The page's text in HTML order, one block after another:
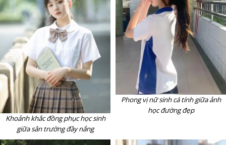
Khoảnh khắc đồng phục học sinh
giữa sân trường đầy nắng
Phong vị nữ sinh cá tính giữa ảnh
học đường đẹp